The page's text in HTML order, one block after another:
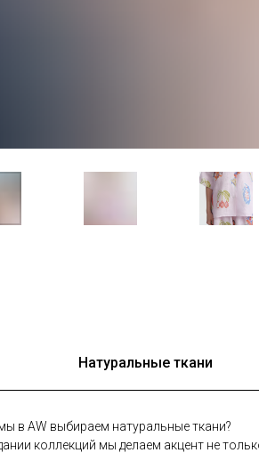
Натуральные ткани
в AW выбираем натуральные ткани?
коллекций мы делаем акцент не